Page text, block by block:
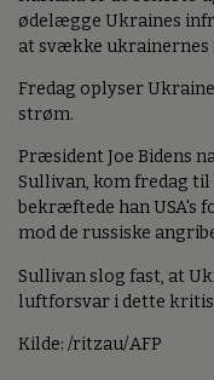
ødelægge Ukraines
at svække ukrainernes
Fredag oplyser
strøm.
Præsident Joe Bidens
Sullivan, kom fredag til
bekræftede han USA's
mod de russiske
Sullivan slog fast, at
luftforsvar i dette
Kilde: /ritzau/AFP